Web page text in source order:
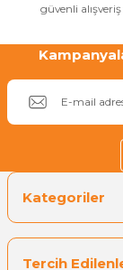
Yangın
güvenli
Kategoriler
Tercih